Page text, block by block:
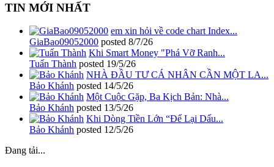
TIN MỚI NHẤT
em xin hỏi về code chart Index...
GiaBao09052000 posted 8/7/26
Khi Smart Money "Phá Vỡ Ranh...
Tuấn Thành posted 19/5/26
NHÀ ĐẦU TƯ CÁ NHÂN CẦN MỘT LA...
Bảo Khánh posted 14/5/26
Một Cuộc Gặp, Ba Kịch Bản: Nhà...
Bảo Khánh posted 13/5/26
Khi Dòng Tiền Lớn “Để Lại Dấu...
Bảo Khánh posted 12/5/26
Đang tải...